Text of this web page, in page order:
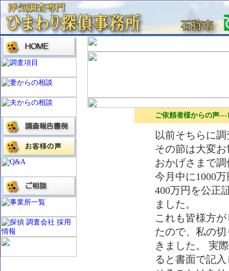
ご依頼者様からの声---
以前そちらに
その節は大変
おかげさまで
今月中に1000
400万円を公正
ました。
これも皆様方
たので、私の
きました。 実
ると書面で記